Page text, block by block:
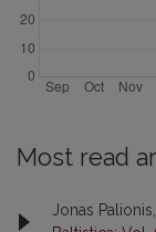
Most read
Jonas